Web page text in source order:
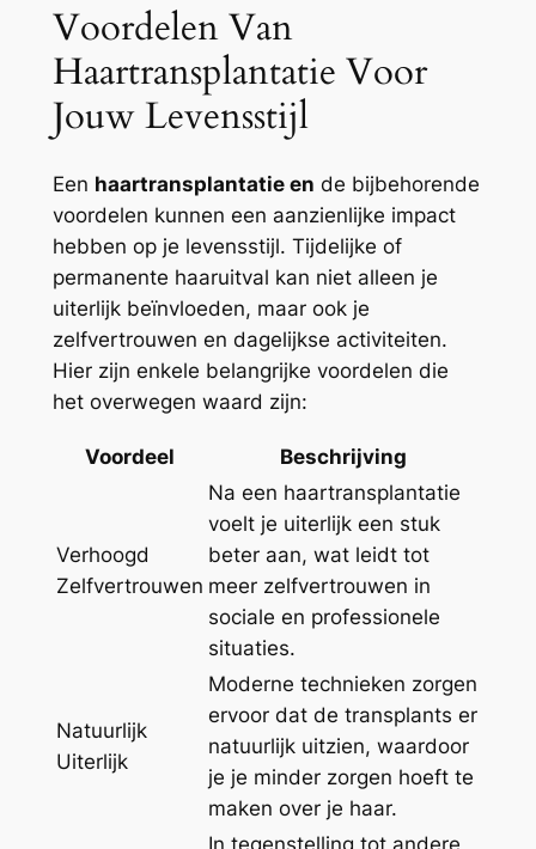
Voordelen Van
Haartransplantatie Voor
Jouw Levensstijl
Een haartransplantatie en de bijbehorende
voordelen kunnen een aanzienlijke impact
hebben op je levensstijl. Tijdelijke of
permanente haaruitval kan niet alleen je
uiterlijk beïnvloeden, maar ook je
zelfvertrouwen en dagelijkse activiteiten.
Hier zijn enkele belangrijke voordelen die
het overwegen waard zijn:
Voordeel Beschrijving
Verhoogd
Zelfvertrouwen
Na een haartransplantatie
voelt je uiterlijk een stuk
beter aan, wat leidt tot
meer zelfvertrouwen in
sociale en professionele
situaties.
Natuurlijk
Uiterlijk
Moderne technieken zorgen
ervoor dat de transplants er
natuurlijk uitzien, waardoor
je je minder zorgen hoeft te
maken over je haar.